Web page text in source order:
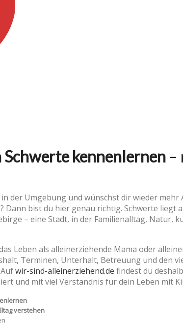
kennenlernen –
der Umgebung und wünschst dir wieder mehr
bist du hier genau richtig. Schwerte liegt
– eine Stadt, in der Familienalltag, Natur,
Leben als alleinerziehende Mama oder
Terminen, Unterhalt, Betreuung und den
wir-sind-alleinerziehend.de findest du
und mit viel Verständnis für dein Leben mit
verstehen